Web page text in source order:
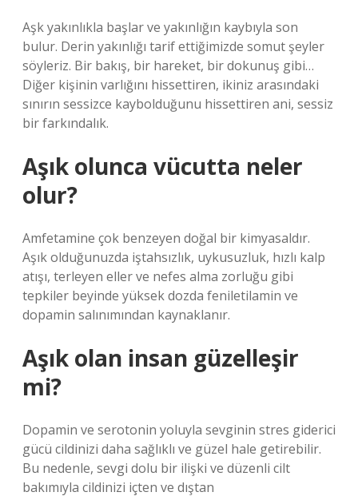
Aşk yakınlıkla başlar ve yakınlığın kaybıyla son
bulur. Derin yakınlığı tarif ettiğimizde somut şeyler
söyleriz. Bir bakış, bir hareket, bir dokunuş gibi…
Diğer kişinin varlığını hissettiren, ikiniz arasındaki
sınırın sessizce kaybolduğunu hissettiren ani, sessiz
bir farkındalık.
Aşık olunca vücutta neler
olur?
Amfetamine çok benzeyen doğal bir kimyasaldır.
Aşık olduğunuzda iştahsızlık, uykusuzluk, hızlı kalp
atışı, terleyen eller ve nefes alma zorluğu gibi
tepkiler beyinde yüksek dozda feniletilamin ve
dopamin salınımından kaynaklanır.
Aşık olan insan güzelleşir
mi?
Dopamin ve serotonin yoluyla sevginin stres giderici
gücü cildinizi daha sağlıklı ve güzel hale getirebilir.
Bu nedenle, sevgi dolu bir ilişki ve düzenli cilt
bakımıyla cildinizi içten ve dıştan